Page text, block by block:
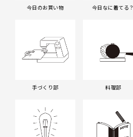
今日のお買い物 今日なに着てる？
手づくり部 料理部